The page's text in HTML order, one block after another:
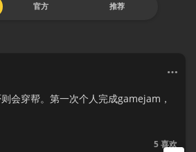
官方 推荐
会穿帮。第一次个人完成gamejam，
5喜欢